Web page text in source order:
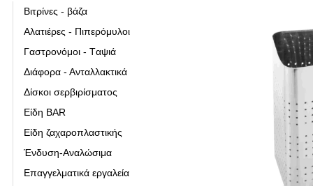
Bιτρίνες - βάζα
Αλατιέρες - Πιπερόμυλοι
Γαστρονόμοι - Tαψιά
Διάφορα - Ανταλλακτικά
Δίσκοι σερβιρίσματος
Είδη ΒAR
Είδη ζαχαροπλαστικής
Ένδυση-Αναλώσιμα
Επαγγελματικά εργαλεία
βιτρίνες
Γαστρονόμοι-
Διάφορα –
Είδη ΒAR
Είδη